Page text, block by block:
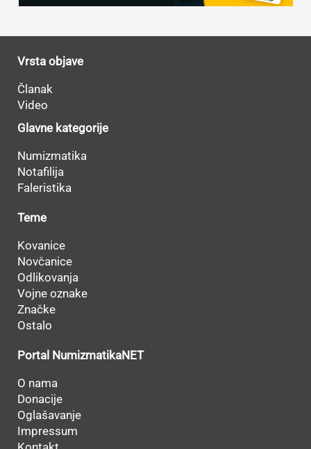
Vrsta objave
Članak
Video
Glavne kategorije
Numizmatika
Notafilija
Faleristika
Teme
Kovanice
Novčanice
Odlikovanja
Vojne oznake
Značke
Ostalo
Portal NumizmatikaNET
O nama
Donacije
Oglašavanje
Impressum